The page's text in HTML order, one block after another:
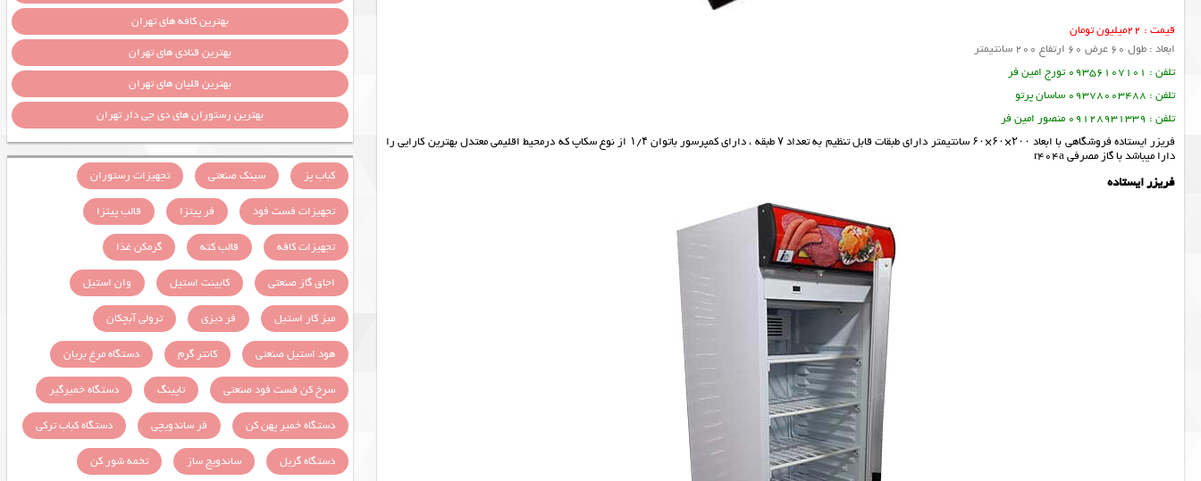
قیمت : 22میلیون تومان
ابعاد : طول 60 عرض 60 ارتفاع 200 سانتیمتر
تلفن : 09356107101 تورج امین فر
تلفن : 09378003488 ساسان پرتو
تلفن : 09128931339 منصور امین فر
فریزر ایستاده فروشگاهی با ابعاد ۲۰۰×۶۰×۶۰ سانتیمتر دارای طبقات قابل تنظیم به تعداد ۷ طبقه ، دارای کمپرسور باتوان ۱/۴ از نوع سکاپ که درمحیط اقلیمی معتدل بهترین کارایی را
دارا میباشد با گاز مصرفی r404a
فریزر ایستاده
بهترین کافه های تهران
بهترین قنادی های تهران
بهترین قلیان های تهران
بهترین رستوران های دی جی دار تهران
کباب پز سینک صنعتی
تجهیزات رستوران
تجهیزات فست فود
فر پیتزا
قالب پیتزا
تجهیزات کافه
قالب کته
گرمکن غذا
اجاق گاز صنعتی
کابینت استیل
وان استیل
میز کار استیل
فر دیزی
ترولی آبچکان
هود استیل صنعتی
کانتر گرم
دستگاه مرغ بریان
سرخ کن فست فود صنعتی
تاپینگ
دستگاه خمیرگیر
دستگاه خمیر پهن کن
فر ساندویچی
دستگاه کباب ترکی
دستگاه گریل
ساندویچ ساز
تخمه شور کن